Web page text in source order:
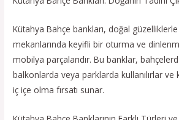
Kütahya Bahçe bankları, doğal güzelliklerle
mekanlarında keyifli bir oturma ve
mobilya parçalarıdır. Bu banklar,
balkonlarda veya parklarda kullanılırlar ve
iç içe olma fırsatı sunar.